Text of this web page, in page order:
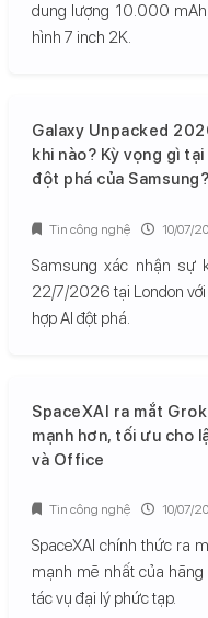
dung lượng 10.000
hình 7 inch 2K.
Galaxy Unpacked
khi nào? Kỳ vọng gì
đột phá của Samsung?
Samsung xác nhận sự
22/7/2026 tại London với
hợp AI đột phá.
Tin công nghệ 10/07/
SpaceXAI ra mắt
mạnh hơn, tối ưu cho
và Office
SpaceXAI chính thức ra
mạnh mẽ nhất của
tác vụ đại lý phức tạp.
Tin công nghệ 10/07/